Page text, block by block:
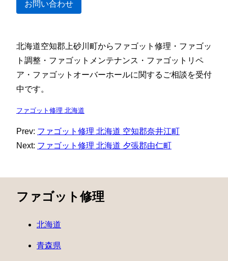
お問い合わせ
北海道空知郡上砂川町からファゴット修理・ファゴッ
ト調整・ファゴットメンテナンス・ファゴットリペ
ア・ファゴットオーバーホールに関するご相談を受付
中です。
ファゴット修理 北海道
Prev: ファゴット修理 北海道 空知郡奈井江町
Next: ファゴット修理 北海道 夕張郡由仁町
ファゴット修理
北海道
青森県